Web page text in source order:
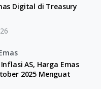
Digital di Treasury
AS, Harga Emas
2025 Menguat